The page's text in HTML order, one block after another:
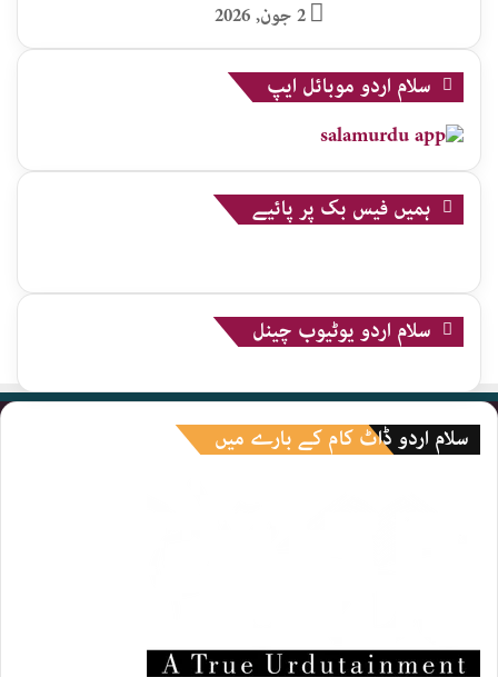
2 جون, 2026
سلام اردو موبائل ایپ
ہمیں فیس بک پر پائیے
سلام اردو یوٹیوب چینل
سلام اردو ڈاٹ کام کے بارے میں